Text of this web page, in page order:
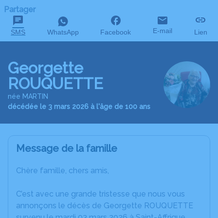
Partager
SMS WhatsApp Facebook E-mail Lien
Georgette
ROUQUETTE
née MARTIN
décédée le 3 mars 2026 à l'âge de 100 ans
Message de la famille
Chère famille, chers amis,
C’est avec une grande tristesse que nous vous
annonçons le décès de Georgette ROUQUETTE